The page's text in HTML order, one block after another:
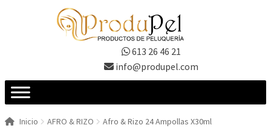
613 26 46 21
info@produpel.com
Inicio AFRO & RIZO Afro & Rizo 24 Ampollas X30ml